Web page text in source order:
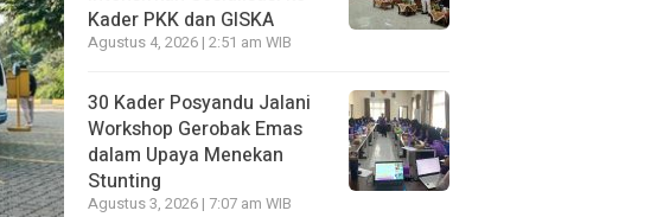
Kader PKK dan GISKA
Agustus 4, 2026 | 2:51 am WIB
30 Kader Posyandu Jalani
Workshop Gerobak Emas
dalam Upaya Menekan
Stunting
Agustus 3, 2026 | 7:07 am WIB